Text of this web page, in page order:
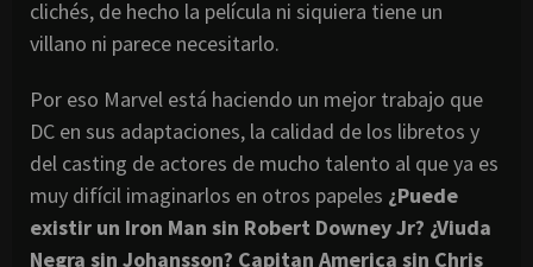
clichés, de hecho la película ni siquiera tiene un
villano ni parece necesitarlo.
Por eso Marvel está haciendo un mejor trabajo que
DC en sus adaptaciones, la calidad de los libretos y
del casting de actores de mucho talento al que ya es
muy difícil imaginarlos en otros papeles ¿Puede
existir un Iron Man sin Robert Downey Jr? ¿Viuda
Negra sin Johansson? Capitan America sin Chris